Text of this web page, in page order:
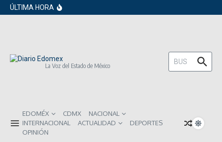
Saltar al contenido
ÚLTIMA HORA
inversionistas extranjeros; emite nueva
comunes entre los mexicanos
La Voz del Estado de México
Buscar:
EDOMÉX CDMX
NACIONAL
INTERNACIONAL
ACTUALIDAD
DEPORTES
OPINIÓN